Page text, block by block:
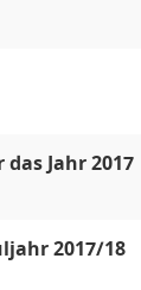
Jahr 2017
2017/18